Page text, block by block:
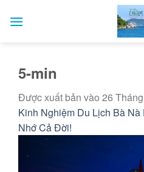
qua
5-min
Được xuất bản vào 26
Kinh Nghiệm Du Lịch Bà
Nhớ Cả Đời!